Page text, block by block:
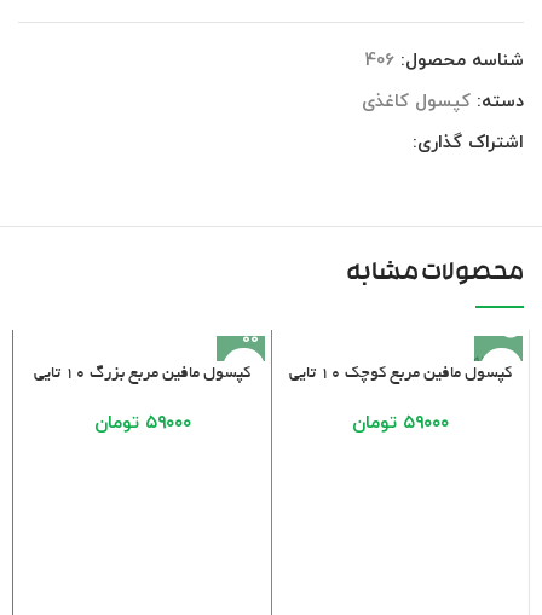
شناسه محصول: 406
دسته: کپسول کاغذی
اشتراک گذاری:
محصولات مشابه
فروخته
شده
کپسول مافین مربع کوچک ۱۰ تایی
۵۹۰۰۰ تومان
کپسول مافین مربع بزرگ ۱۰ تایی
۵۹۰۰۰ تومان